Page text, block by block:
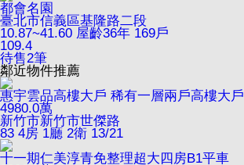
都會名園
臺北市信義區基隆路二段
10.87~41.60 屋齡36年 169戶
109.4
待售2筆
鄰近物件推薦
惠宇雲品高樓大戶 稀有一層兩戶高樓大戶
4980.0萬
新竹市新竹市世傑路
83 4房 1廳 2衛 13/21
十一期仁美淳青免整理超大四房B1平車